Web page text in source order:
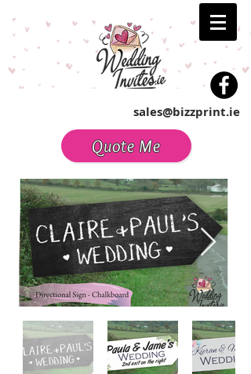
sales@bizzprint.ie
Quote Me